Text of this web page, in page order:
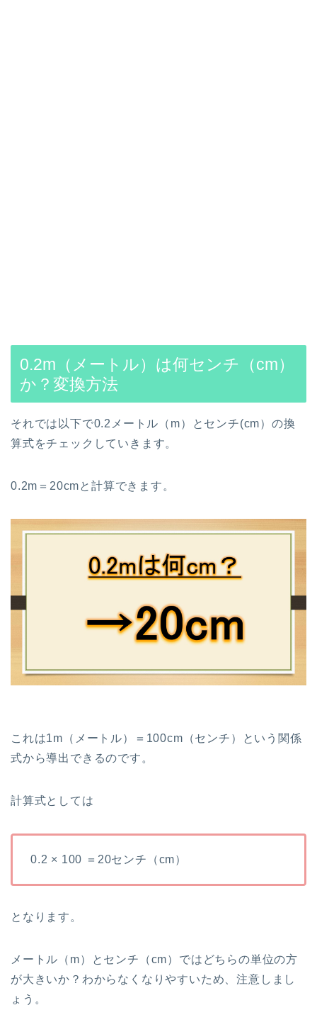
0.2m（メートル）は何センチ（cm）
か？変換方法
それでは以下で0.2メートル（m）とセンチ(cm）の換
算式をチェックしていきます。
0.2m＝20cmと計算できます。
これは1m（メートル）＝100cm（センチ）という関係
式から導出できるのです。
計算式としては
0.2 × 100 ＝20センチ（cm）
となります。
メートル（m）とセンチ（cm）ではどちらの単位の方
が大きいか？わからなくなりやすいため、注意しまし
ょう。